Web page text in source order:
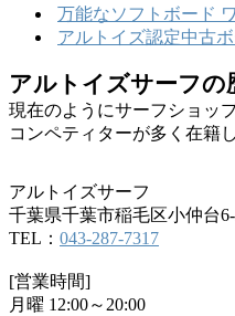
万能なソフトボード
アルトイズ認定中古
アルトイズサーフの
現在のようにサーフショッ
コンペティターが多く在籍
アルトイズサーフ
千葉県千葉市稲毛区小仲台
TEL： 043-287-7317
[営業時間]
月曜 12:00～20:00